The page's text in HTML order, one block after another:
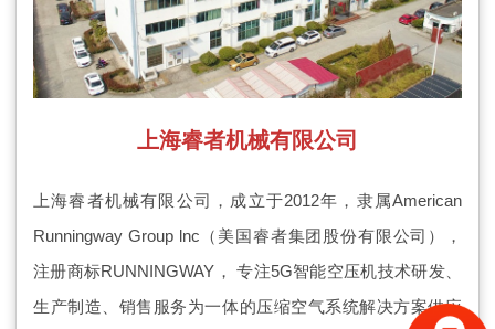
上海睿者机械有限公司
上海睿者机械有限公司， 成立于2012年， 隶属American
Runningway Group lnc（美国睿者集团股份有限公司），
注册商标RUNNINGWAY， 专注5G智能空压机技术研发、
生产制造、销售服务为一体的压缩空气系统解决方案供应